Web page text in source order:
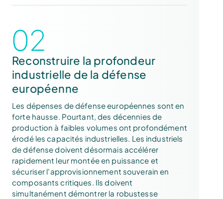
02
Reconstruire la profondeur
industrielle de la défense
européenne
Les dépenses de défense européennes sont en
forte hausse. Pourtant, des décennies de
production à faibles volumes ont profondément
érodé les capacités industrielles. Les industriels
de défense doivent désormais accélérer
rapidement leur montée en puissance et
sécuriser l'approvisionnement souverain en
composants critiques. Ils doivent
simultanément démontrer la robustesse